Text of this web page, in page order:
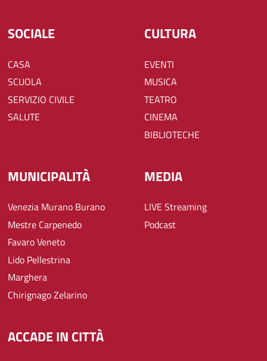
SOCIALE
CASA
SCUOLA
SERVIZIO CIVILE
SALUTE
CULTURA
EVENTI
MUSICA
TEATRO
CINEMA
BIBLIOTECHE
MUNICIPALITÀ
Venezia Murano Burano
Mestre Carpenedo
Favaro Veneto
Lido Pellestrina
Marghera
Chirignago Zelarino
MEDIA
LIVE Streaming
Podcast
ACCADE IN CITTÀ